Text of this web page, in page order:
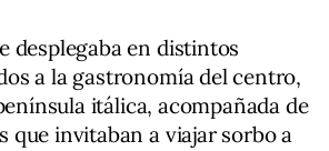
desplegaba en distintos
a la gastronomía del centro,
itálica, acompañada de
que invitaban a viajar sorbo a